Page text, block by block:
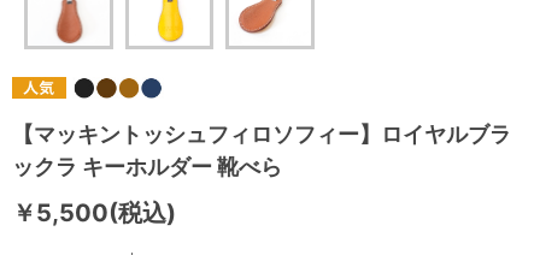
【マッキントッシュフィロソフィー】ロイヤルブラ
ックラ キーホルダー 靴べら
￥5,500(税込)